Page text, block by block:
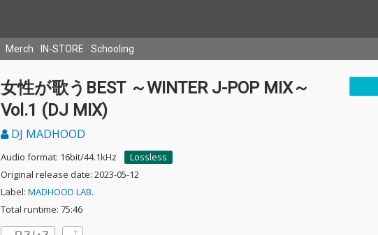
Merch IN-STORE Schooling
女性が歌うBEST ～WINTER J-POP MIX～
Vol.1 (DJ MIX)
DJ MADHOOD
Audio format: 16bit/44.1kHz
Lossless
Original release date: 2023-05-12
Label: MADHOOD LAB.
Total runtime: 75:46